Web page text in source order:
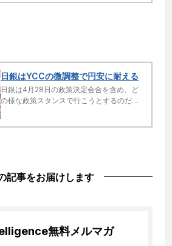
日銀はYCCの微調整で円安に耐える
日銀は4月28日の政策決定会合を含め、ど
の様な政策スタンスで行こうとするのだろ
記事をお届けします
無料メルマガ